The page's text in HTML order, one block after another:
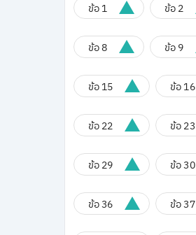
ข้อ 1 ข้อ 2
ข้อ 8 ข้อ 9
ข้อ 15 ข้อ 16
ข้อ 22 ข้อ 23
ข้อ 29 ข้อ 30
ข้อ 36 ข้อ 37